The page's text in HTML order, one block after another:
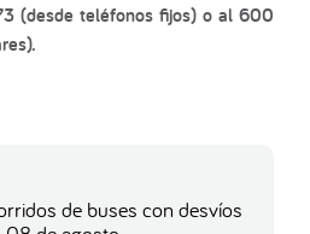
(desde teléfonos fijos) o al 600
de buses con desvíos